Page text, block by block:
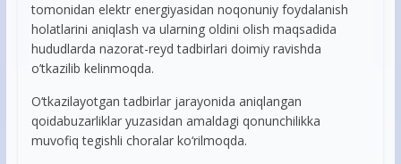
tomonidan elektr energiyasidan noqonuniy foydalanish
holatlarini aniqlash va ularning oldini olish maqsadida
hududlarda nazorat-reyd tadbirlari doimiy ravishda
o’tkazilib kelinmoqda.
O‘tkazilayotgan tadbirlar jarayonida aniqlangan
qoidabuzarliklar yuzasidan amaldagi qonunchilikka
muvofiq tegishli choralar ko‘rilmoqda.